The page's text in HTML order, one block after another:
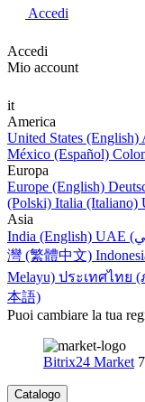
Accedi
Accedi
Mio account
it
America
United States (English)
México (Español)
Europa
Europe (English)
(Polski) Italia (Italiano)
Asia
India (English)
灣 (繁體中文)
Melayu) ประเทศไทย
本語)
Puoi cambiare la tua
Bitrix24 Market
Catalogo